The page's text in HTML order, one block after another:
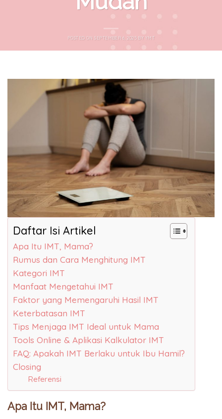
POSTED ONSEPTEMBER 6, 2025BY YMT
Daftar Isi Artikel
Apa Itu IMT, Mama?
Rumus dan Cara Menghitung IMT
Kategori IMT
Manfaat Mengetahui IMT
Faktor yang Memengaruhi Hasil IMT
Keterbatasan IMT
Tips Menjaga IMT Ideal untuk Mama
Tools Online & Aplikasi Kalkulator IMT
FAQ: Apakah IMT Berlaku untuk Ibu Hamil?
Closing
Referensi
Apa Itu IMT, Mama?